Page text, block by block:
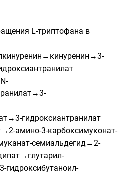
L-триптофана в
гидроксиантранилат
амино-3-карбоксимуконат-
семиальдегид→2-
гидроксибутаноил-